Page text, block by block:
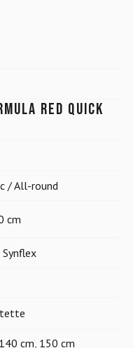
Red Quick
/ All-round
cm
Synflex
140 cm 150 cm